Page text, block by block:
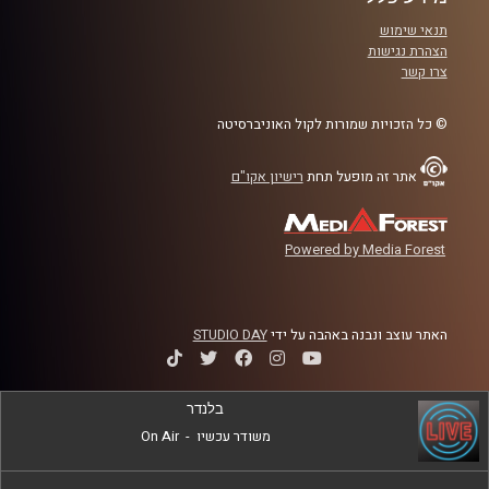
הכלים האלה, איך הם התפתחו, מה המשפט
המקובל במדינות אחרות בנוגע לפרקטיקות
החוקתיות הללו, מדוע מעוניינים לבצע בהם
קרדיט תמונות:
תנאי שימוש
הצהרת נגישות
צרו קשר
© כל הזכויות שמורות לקול האוניברסיטה
אתר זה מופעל תחת רישיון אקו"ם
Powered by Media Forest
האתר עוצב ונבנה באהבה על ידיSTUDIO DAY
בלנדר
משודר עכשיו -
On Air